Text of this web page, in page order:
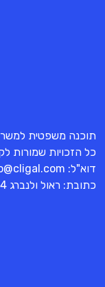
תוכנה משפטית
כל הזכויות שמורות
דוא"ל:
כתובת: ראול ולנברג 24, תל אביב